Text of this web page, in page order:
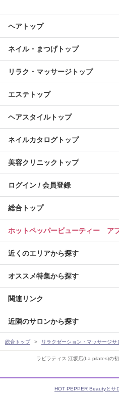
ラピラティス 江坂店(La pilates)の
ヘアトップ
ネイル・まつげトップ
リラク・マッサージトップ
エステトップ
ヘアスタイルトップ
ネイルカタログトップ
美容クリニックトップ
ログイン / 会員登録
総合トップ
ホットペッパービューティー ア
近くのエリアから探す
オススメ特集から探す
関連リンク
近隣のサロンから探す
総合トップ リラクゼーション・マッサージサ
HOT PEPPER Beautyとサ